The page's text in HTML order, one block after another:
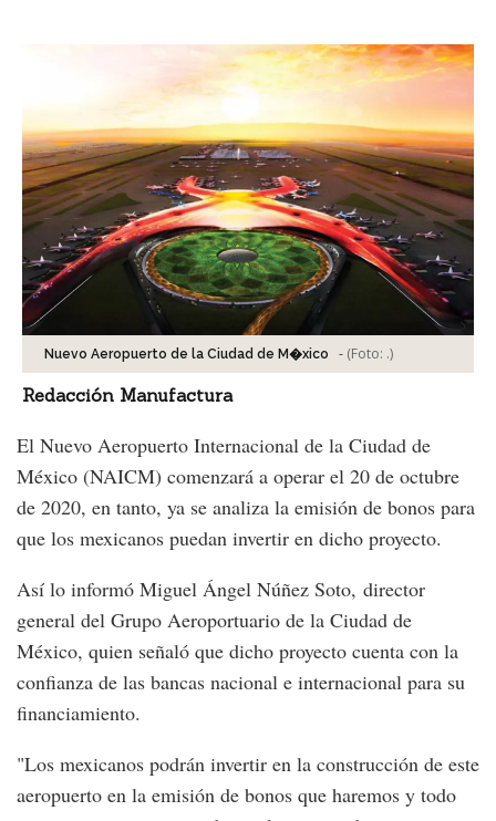
Nuevo Aeropuerto de la Ciudad de M�xico - (Foto: .)
Redacción Manufactura
El Nuevo Aeropuerto Internacional de la Ciudad de
México (NAICM) comenzará a operar el 20 de octubre
de 2020, en tanto, ya se analiza la emisión de bonos para
que los mexicanos puedan invertir en dicho proyecto.
Así lo informó Miguel Ángel Núñez Soto, director
general del Grupo Aeroportuario de la Ciudad de
México, quien señaló que dicho proyecto cuenta con la
confianza de las bancas nacional e internacional para su
financiamiento.
"Los mexicanos podrán invertir en la construcción de este
aeropuerto en la emisión de bonos que haremos y todo